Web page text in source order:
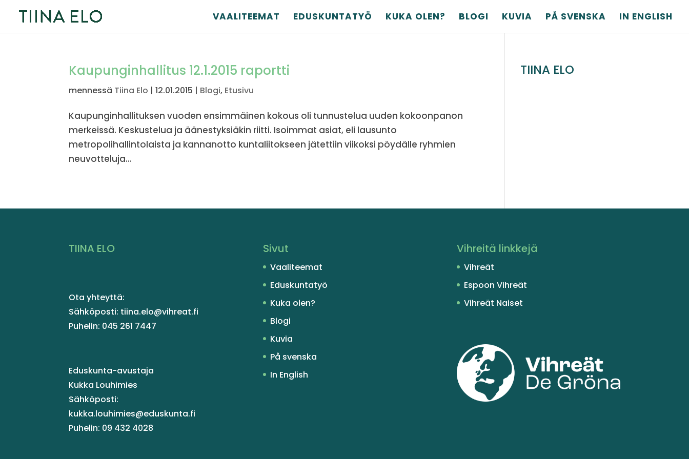
VAALITEEMAT EDUSKUNTATYÖ KUKA OLEN? BLOGI KUVIA PÅ SVENSKA IN ENGLISH
Kaupunginhallitus 12.1.2015 raportti
mennessä Tiina Elo |12.01.2015 | Blogi, Etusivu
Kaupunginhallituksen vuoden ensimmäinen kokous oli tunnustelua uuden kokoonpanon
merkeissä. Keskustelua ja äänestyksiäkin riitti. Isoimmat asiat, eli lausunto
metropolihallintolaista ja kannanotto kuntaliitokseen jätettiin viikoksi pöydälle ryhmien
neuvotteluja...
TIINA ELO
TIINA ELO
Ota yhteyttä:
Sähköposti: tiina.elo@vihreat.fi
Puhelin: 045 261 7447
Eduskunta-avustaja
Kukka Louhimies
Sähköposti:
kukka.louhimies@eduskunta.fi
Puhelin: 09 432 4028
Sivut
Vaaliteemat
Eduskuntatyö
Kuka olen?
Blogi
Kuvia
På svenska
In English
Vihreitä linkkejä
Vihreät
Espoon Vihreät
Vihreät Naiset